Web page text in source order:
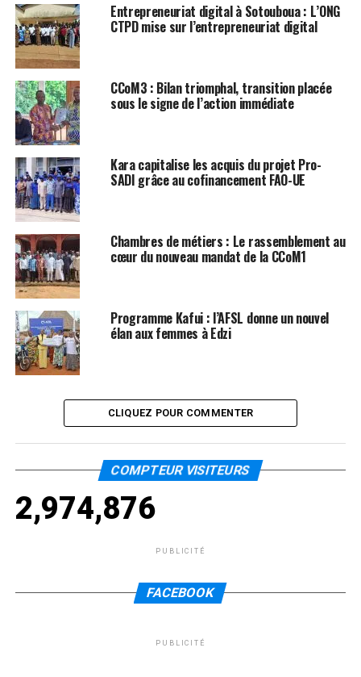
Entrepreneuriat digital à Sotouboua : L’ONG
CTPD mise sur l’entrepreneuriat digital
CCoM3 : Bilan triomphal, transition placée
sous le signe de l’action immédiate
Kara capitalise les acquis du projet Pro-
SADI grâce au cofinancement FAO-UE
Chambres de métiers : Le rassemblement au
cœur du nouveau mandat de la CCoM1
Programme Kafui : l’AFSL donne un nouvel
élan aux femmes à Edzi
CLIQUEZ POUR COMMENTER
COMPTEUR VISITEURS
2,974,876
PUBLICITÉ
FACEBOOK
PUBLICITÉ